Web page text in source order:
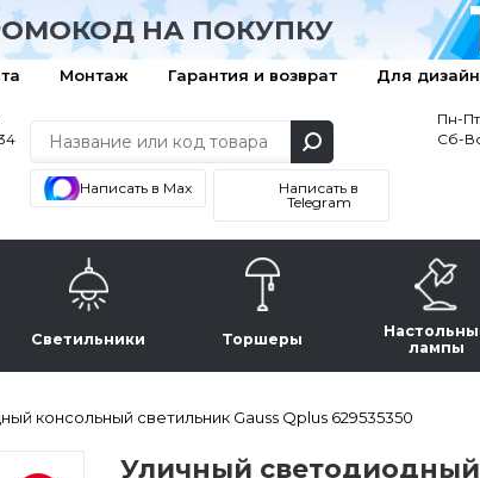
НА ПОКУПКУ
Монтаж Гарантия и возврат Для
Написать в Max
Написать в
Telegram
Пн-
Сб-
Светильники Торшеры
лампы
консольный светильник Gauss Qplus 629535350
Уличный светодиодный